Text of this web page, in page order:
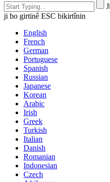
ji bo girtinê ESC bikirtînin
English
French
German
Portuguese
Spanish
Russian
Japanese
Korean
Arabic
Irish
Greek
Turkish
Italian
Danish
Romanian
Indonesian
Czech